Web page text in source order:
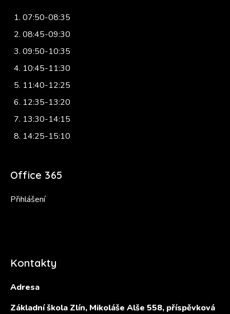
07:50-08:35
08:45-09:30
09:50-10:35
10:45-11:30
11:40-12:25
12:35-13:20
13:30-14:15
14:25-15:10
Office 365
Přihlášení
Kontakty
Adresa
Základní škola Zlín, Mikoláše Alše 558, příspěvková